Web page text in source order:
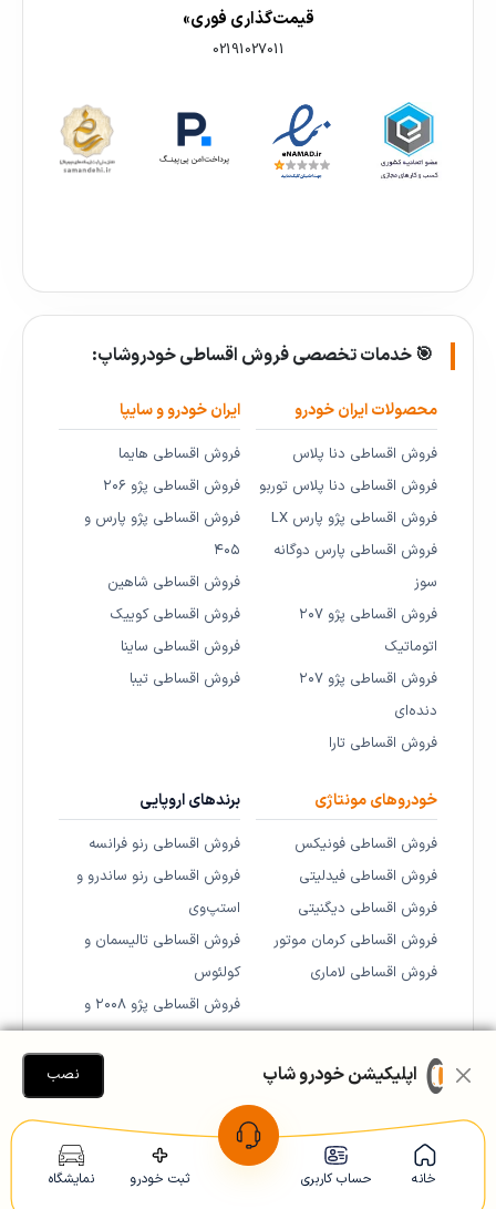
خانه حساب کاربری ثبت خودرو نمایشگاه
قیمت‌گذاری فوری»
02191027011
🎯 خدمات تخصصی فروش اقساطی خودروشاپ:
محصولات ایران خودرو
فروش اقساطی دنا پلاس
فروش اقساطی دنا پلاس توربو
فروش اقساطی پژو پارس LX
فروش اقساطی پارس دوگانه
سوز
فروش اقساطی پژو ۲۰۷
اتوماتیک
فروش اقساطی پژو ۲۰۷
دنده‌ای
فروش اقساطی تارا
ایران خودرو و سایپا
فروش اقساطی هایما
فروش اقساطی پژو ۲۰۶
فروش اقساطی پژو پارس و
۴۰۵
فروش اقساطی شاهین
فروش اقساطی کوییک
فروش اقساطی ساینا
فروش اقساطی تیبا
خودروهای مونتاژی
فروش اقساطی فونیکس
فروش اقساطی فیدلیتی
فروش اقساطی دیگنیتی
فروش اقساطی کرمان موتور
فروش اقساطی لاماری
برندهای اروپایی
فروش اقساطی رنو فرانسه
فروش اقساطی رنو ساندرو و
استپ‌وی
فروش اقساطی تالیسمان و
کولئوس
فروش اقساطی پژو ۲۰۰۸ و
۵۰۸
اپلیکیشن خودرو شاپ نصب